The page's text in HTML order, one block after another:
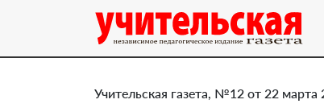
Учительская газета, №12 от 22 марта